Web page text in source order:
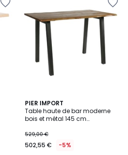
PIER IMPORT
Table haute de bar moderne
bois et métal 145 cm
529,00 €
502,55 € -5%
5
/
5